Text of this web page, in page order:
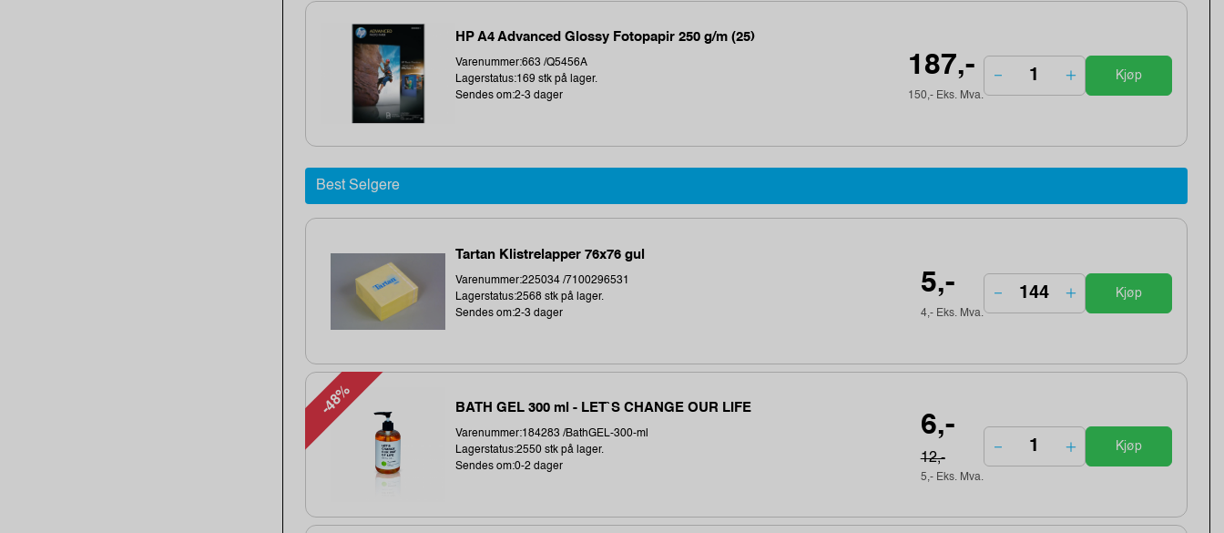
HP A4 Advanced Glossy Fotopapir 250 g/m (25)
Varenummer:663 /Q5456A
Lagerstatus:169 stk på lager.
Sendes om:2-3 dager
187,-
150,- Eks. Mva.
Kjøp
Best Selgere
Tartan Klistrelapper 76x76 gul
Varenummer:225034 /7100296531
Lagerstatus:2568 stk på lager.
Sendes om:2-3 dager
5,-
4,- Eks. Mva.
Kjøp
-48% BATH GEL 300 ml - LET`S CHANGE OUR LIFE
Varenummer:184283 /BathGEL-300-ml
Lagerstatus:2550 stk på lager.
Sendes om:0-2 dager
6,-
12,-
5,- Eks. Mva.
Kjøp